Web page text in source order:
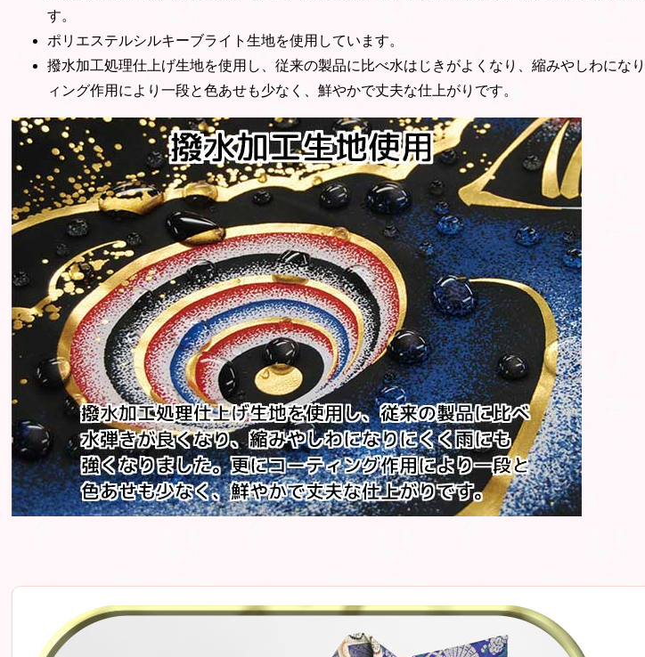
す。
ポリエステルシルキーブライト生地を使用しています。
撥水加工処理仕上げ生地を使用し、従来の製品に比べ水はじきがよくなり、縮みやしわにな
ィング作用により一段と色あせも少なく、鮮やかで丈夫な仕上がりです。